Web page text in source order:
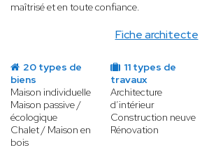
Fiche architecte
maîtrisé et en toute confiance.
20 types de
biens
Maison individuelle
Maison passive /
écologique
Chalet / Maison en
bois
11 types de
travaux
Architecture
d’intérieur
Construction neuve
Rénovation